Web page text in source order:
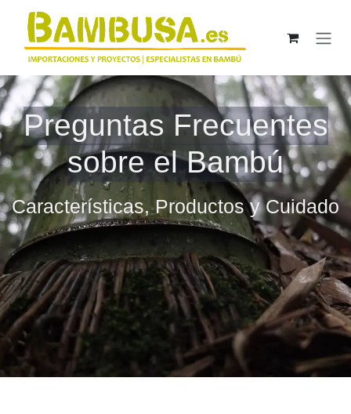
Ir al contenido
Preguntas Frecuentes
sobre el Bambú
Características, Productos y Cuidado